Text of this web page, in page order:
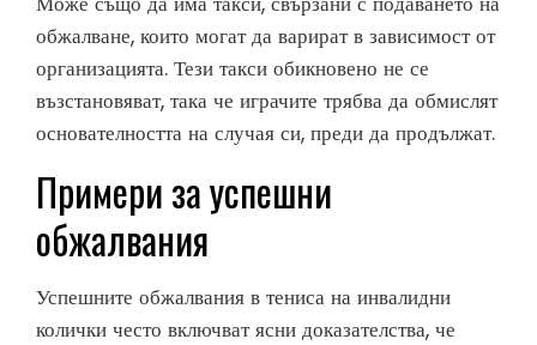
обжалване, които могат да варират в зависимост от
организацията. Тези такси обикновено не се
възстановяват, така че играчите трябва да обмислят
основателността на случая си, преди да продължат.
Примери за успешни
обжалвания
Успешните обжалвания в тениса на инвалидни
колички често включват ясни доказателства, че